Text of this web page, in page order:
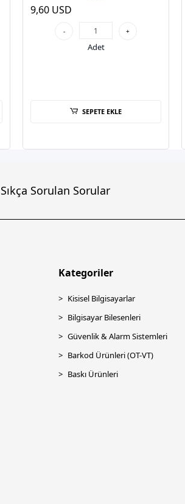
9,60 USD
- +
Adet
SEPETE EKLE
Sıkça Sorulan Sorular
Kategoriler
Kisisel Bilgisayarlar
Bilgisayar Bilesenleri
Güvenlik & Alarm Sistemleri
Barkod Ürünleri (OT-VT)
Baskı Ürünleri